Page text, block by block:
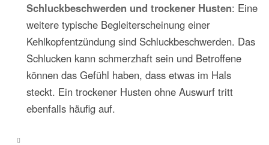
Schluckbeschwerden und trockener Husten: Eine
weitere typische Begleiterscheinung einer
Kehlkopfentzündung sind Schluckbeschwerden. Das
Schlucken kann schmerzhaft sein und Betroffene
können das Gefühl haben, dass etwas im Hals
steckt. Ein trockener Husten ohne Auswurf tritt
ebenfalls häufig auf.